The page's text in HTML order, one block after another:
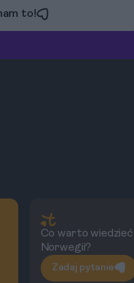
to!
Co warto
Norwegii?
Zadaj pytanie